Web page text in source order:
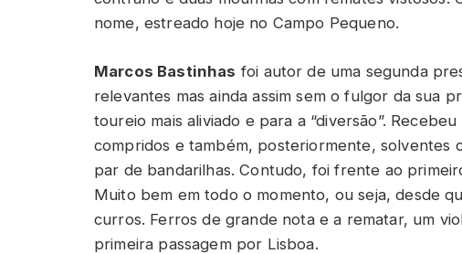
nome, estreado hoje no Campo Pequeno.
Marcos Bastinhas foi autor de uma segunda
relevantes mas ainda assim sem o fulgor da sua
toureio mais aliviado e para a “diversão”.
compridos e também, posteriormente, solventes
par de bandarilhas. Contudo, foi frente ao
Muito bem em todo o momento, ou seja, desde
curros. Ferros de grande nota e a rematar, um
primeira passagem por Lisboa.